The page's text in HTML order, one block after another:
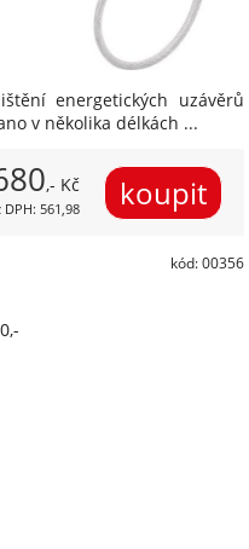
energetických uzávěrů
v několika délkách ...
,- Kč
DPH: 561,98
kód: 00356